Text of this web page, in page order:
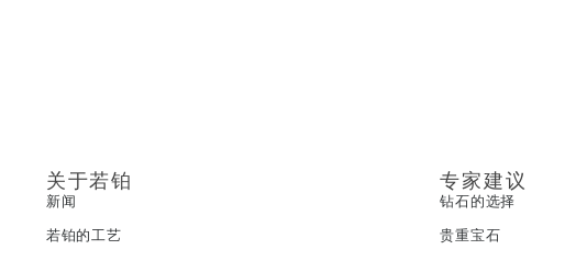
关于若铂
新闻
若铂的工艺
专家建议
钻石的选择
贵重宝石